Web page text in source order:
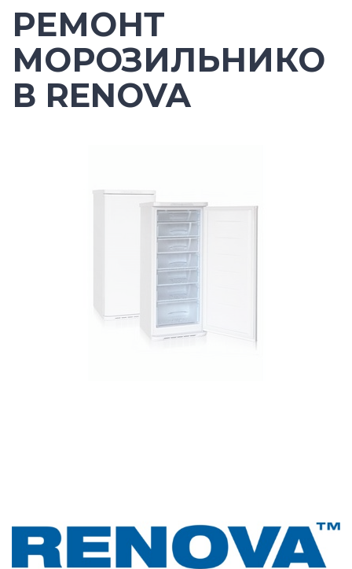
РЕМОНТ
МОРОЗИЛЬНИКО
В RENOVA